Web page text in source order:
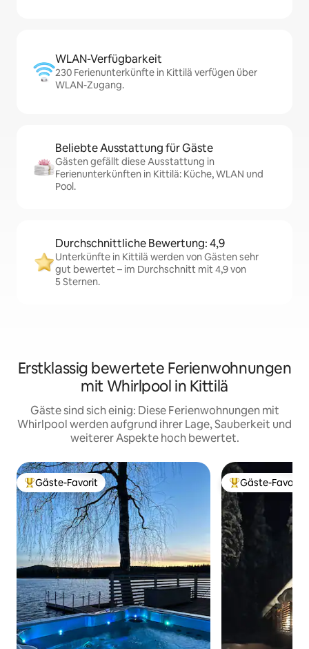
WLAN-Verfügbarkeit
230 Ferienunterkünfte in Kittilä verfügen über
WLAN-Zugang.
Beliebte Ausstattung für Gäste
Gästen gefällt diese Ausstattung in
Ferienunterkünften in Kittilä: Küche, WLAN und
Pool.
Durchschnittliche Bewertung: 4,9
Unterkünfte in Kittilä werden von Gästen sehr
gut bewertet – im Durchschnitt mit 4,9 von
5 Sternen.
Erstklassig bewertete Ferienwohnungen
mit Whirlpool in Kittilä
Gäste sind sich einig: Diese Ferienwohnungen mit
Whirlpool werden aufgrund ihrer Lage, Sauberkeit und
weiterer Aspekte hoch bewertet.
Beliebter Gäste-Favorit.
Gäste-Favorit Beliebter Gäste-
Gäste-Favorit